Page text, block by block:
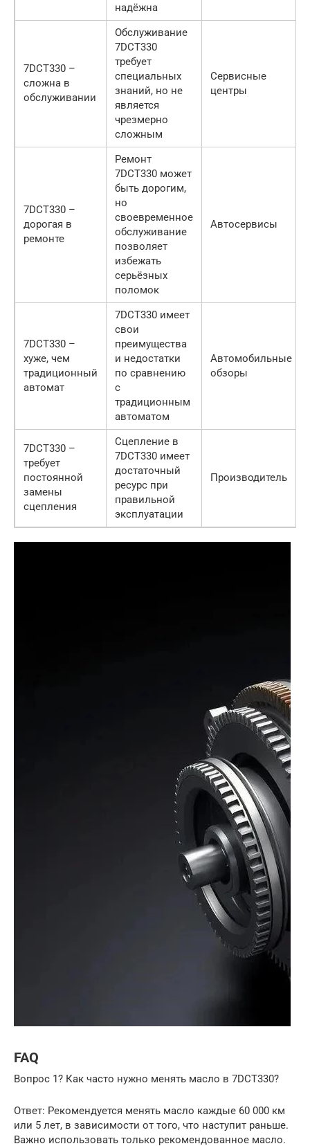
надёжна
7DCT330 –
сложна в
обслуживании
Обслуживание
7DCT330
требует
специальных
знаний, но не
является
чрезмерно
сложным
Сервисные
центры
7DCT330 –
дорогая в
ремонте
Ремонт
7DCT330 может
быть дорогим,
но
своевременное
обслуживание
позволяет
избежать
серьёзных
поломок
Автосервисы
7DCT330 –
хуже, чем
традиционный
автомат
7DCT330 имеет
свои
преимущества
и недостатки
по сравнению
с
традиционным
автоматом
Автомобильные
обзоры
7DCT330 –
требует
постоянной
замены
сцепления
Сцепление в
7DCT330 имеет
достаточный
ресурс при
правильной
эксплуатации
Производитель
FAQ
Вопрос 1? Как часто нужно менять масло в 7DCT330?
Ответ: Рекомендуется менять масло каждые 60 000 км
или 5 лет, в зависимости от того, что наступит раньше.
Важно использовать только рекомендованное масло.